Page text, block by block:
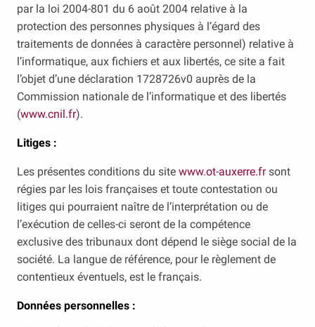
par la loi 2004-801 du 6 août 2004 relative à la
protection des personnes physiques à l’égard des
traitements de données à caractère personnel) relative à
l’informatique, aux fichiers et aux libertés, ce site a fait
l’objet d’une déclaration 1728726v0 auprès de la
Commission nationale de l’informatique et des libertés
(www.cnil.fr).
Litiges :
Les présentes conditions du site www.ot-auxerre.frsont
régies par les lois françaises et toute contestation ou
litiges qui pourraient naître de l’interprétation ou de
l’exécution de celles-ci seront de la compétence
exclusive des tribunaux dont dépend le siège social de la
société. La langue de référence, pour le règlement de
contentieux éventuels, est le français.
Données personnelles :